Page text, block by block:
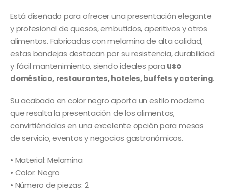
Está diseñado para ofrecer una presentación elegante
y profesional de quesos, embutidos, aperitivos y otros
alimentos. Fabricadas con melamina de alta calidad,
estas bandejas destacan por su resistencia, durabilidad
y fácil mantenimiento, siendo ideales para uso
doméstico, restaurantes, hoteles, buffets y catering.
Su acabado en color negro aporta un estilo moderno
que resalta la presentación de los alimentos,
convirtiéndolas en una excelente opción para mesas
de servicio, eventos y negocios gastronómicos.
• Material: Melamina
• Color: Negro
• Número de piezas: 2